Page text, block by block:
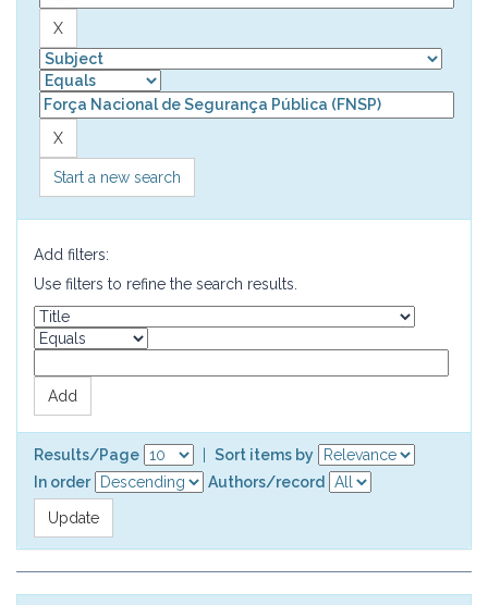
Start a new search
Add filters:
Use filters to refine the search results.
Results/Page
Sort items by
In order
Authors/record